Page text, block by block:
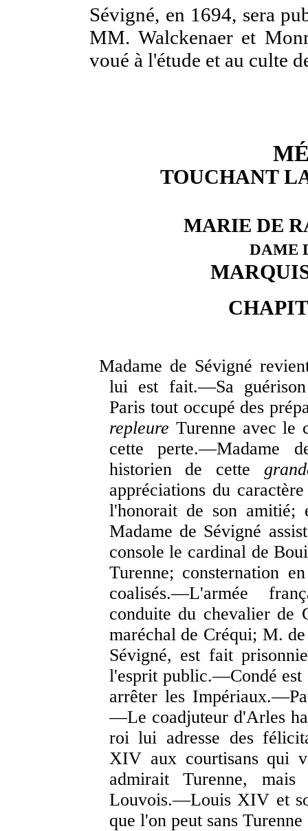
Sévigné, en 1694, sera
MM. Walckenaer et
voué à l'étude et au culte
TOUCHANT
MARIE DE
DAME
Madame de Sévigné
lui est fait.—Sa
Paris tout occupé des
repleure Turenne avec le
cette perte.—Madame
historien de cette
appréciations du
l'honorait de son
Madame de Sévigné
console le cardinal de
Turenne; consternation
coalisés.—L'armée
conduite du chevalier
maréchal de Créqui; M.
Sévigné, est fait
l'esprit public.—Condé est
arrêter les
—Le coadjuteur d'Arles
roi lui adresse des
XIV aux courtisans qui
admirait Turenne,
Louvois.—Louis XIV et
que l'on peut sans